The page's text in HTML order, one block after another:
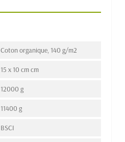
Coton organique, 140 g/m2
15 x 10 cm cm
12000 g
11400 g
BSCI